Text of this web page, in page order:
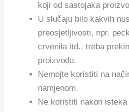
koji od sastojaka
U slučaju bilo kakvih
preosjetljivosti, npr.
crvenila itd., treba
proizvoda.
Nemojte koristiti na
namjenom.
Ne koristiti nakon